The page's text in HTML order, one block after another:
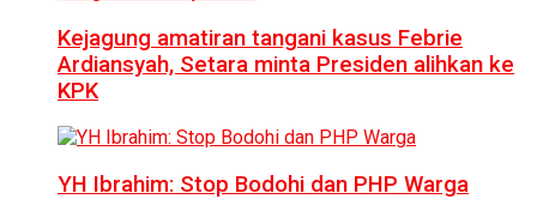
Kejagung amatiran tangani kasus Febrie
Ardiansyah, Setara minta Presiden alihkan ke
KPK
YH Ibrahim: Stop Bodohi dan PHP Warga